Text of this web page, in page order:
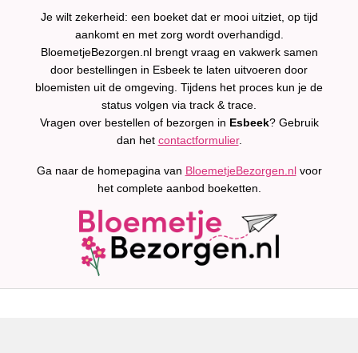
Je wilt zekerheid: een boeket dat er mooi uitziet, op tijd
aankomt en met zorg wordt overhandigd.
BloemetjeBezorgen.nl brengt vraag en vakwerk samen
door bestellingen in Esbeek te laten uitvoeren door
bloemisten uit de omgeving. Tijdens het proces kun je de
status volgen via track & trace.
Vragen over bestellen of bezorgen in Esbeek? Gebruik
dan het contactformulier.
Ga naar de homepagina van BloemetjeBezorgen.nlvoor
het complete aanbod boeketten.